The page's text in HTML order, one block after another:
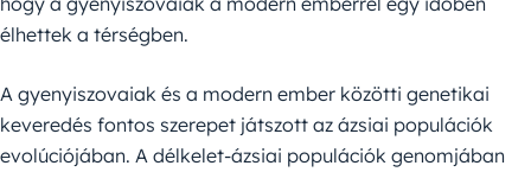
élhettek a térségben.
A gyenyiszovaiak és a modern ember közötti genetikai
keveredés fontos szerepet játszott az ázsiai populációk
evolúciójában. A délkelet-ázsiai populációk genomjában